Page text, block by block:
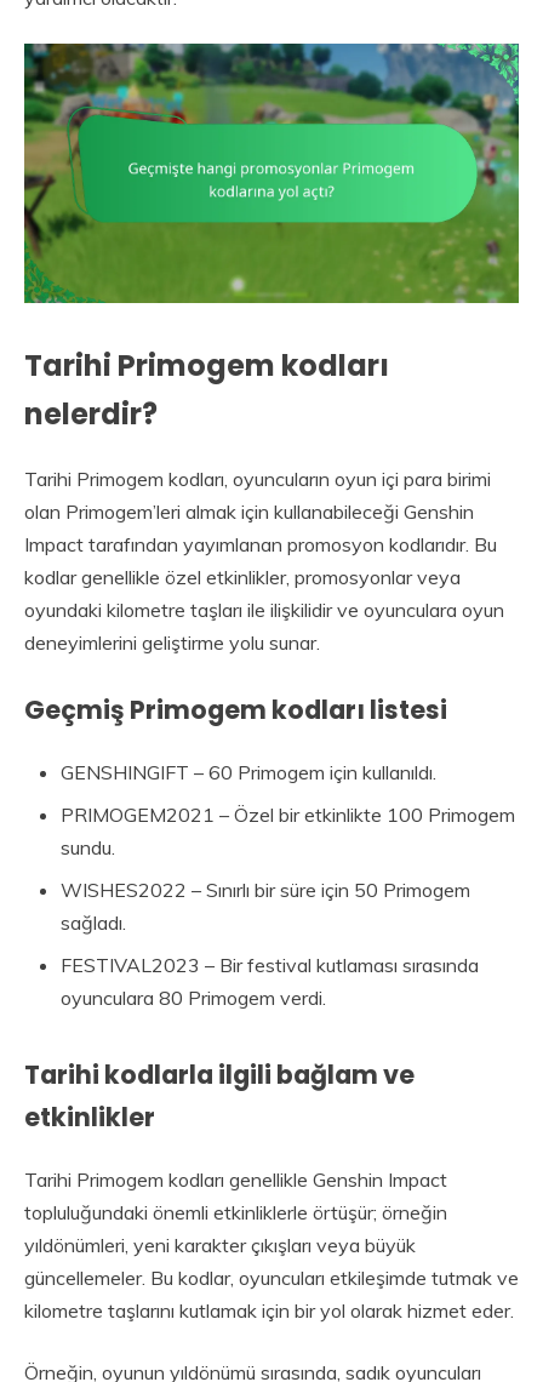
Tarihi Primogem kodları
nelerdir?
Tarihi Primogem kodları, oyuncuların oyun içi para birimi
olan Primogem’leri almak için kullanabileceği Genshin
Impact tarafından yayımlanan promosyon kodlarıdır. Bu
kodlar genellikle özel etkinlikler, promosyonlar veya
oyundaki kilometre taşları ile ilişkilidir ve oyunculara oyun
deneyimlerini geliştirme yolu sunar.
Geçmiş Primogem kodları listesi
GENSHINGIFT – 60 Primogem için kullanıldı.
PRIMOGEM2021 – Özel bir etkinlikte 100 Primogem
sundu.
WISHES2022 – Sınırlı bir süre için 50 Primogem
sağladı.
FESTIVAL2023 – Bir festival kutlaması sırasında
oyunculara 80 Primogem verdi.
Tarihi kodlarla ilgili bağlam ve
etkinlikler
Tarihi Primogem kodları genellikle Genshin Impact
topluluğundaki önemli etkinliklerle örtüşür; örneğin
yıldönümleri, yeni karakter çıkışları veya büyük
güncellemeler. Bu kodlar, oyuncuları etkileşimde tutmak ve
kilometre taşlarını kutlamak için bir yol olarak hizmet eder.
Örneğin, oyunun yıldönümü sırasında, sadık oyuncuları